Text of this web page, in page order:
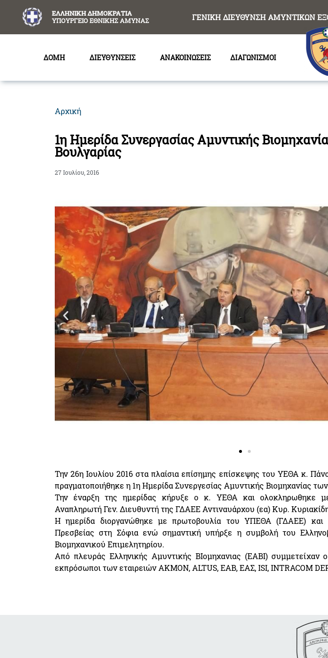
ΕΛΛΗΝΙΚΗ ΔΗΜΟΚΡΑΤΙΑ
ΥΠΟΥΡΓΕΙΟ ΕΘΝΙΚΗΣ ΑΜΥΝΑΣ
ΓΕΝΙΚΗ ΔΙΕΥΘΥΝΣΗ ΑΜΥΝΤΙΚΩΝ
ΔΟΜΗ ΔΙΕΥΘΥΝΣΕΙΣ ΑΝΑΚΟΙΝΩΣΕΙΣ ΔΙΑΓΩΝΙΣΜΟΙ
Αρχική
1η Ημερίδα Συνεργασίας Αμυντικής
Βουλγαρίας
27 Ιουλίου, 2016
Την 26η Ιουλίου 2016 στα πλαίσια επίσημης επίσκεψης του ΥΕΘΑ κ.
πραγματοποιήθηκε η 1η Ημερίδα Συνεργεσίας Αμυντικής Βιομηχανίας
Την έναρξη της ημερίδας κήρυξε ο κ. ΥΕΘΑ και ολοκληρωθηκε με
Αναπληρωτή Γεν. Διευθυντή της ΓΔΑΕΕ Αντιναυάρχου (εα) Κυρ.
Η ημερίδα διοργανώθηκε με πρωτοβουλία του ΥΠΕΘΑ (ΓΔΑΕΕ) και
Πρεσβείας στη Σόφια ενώ σημαντική υπήρξε η συμβολή του
Βιομηχανικού Επιμελητηρίου.
Από πλευράς Ελληνικής Αμυντικής ΒΙομηχανιας (ΕΑΒΙ)
εκπρόσωποι των εταιρειών ΑΚΜΟΝ, ALTUS, ΕΑΒ, ΕΑΣ, ISI, INTRACOM